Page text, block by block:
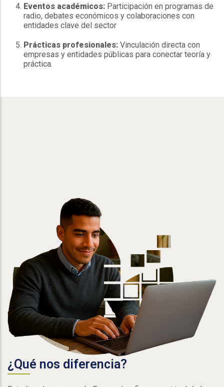
Eventos académicos: Participación en programas de
radio, debates económicos y colaboraciones con
entidades clave del sector
Prácticas profesionales: Vinculación directa con
empresas y entidades públicas para conectar teoría y
práctica.
¿Qué nos diferencia?